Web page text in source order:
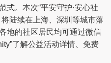
式。本次“平安守护·安心社
陆续在上海、深圳等城市落
地的社区居民均可通过微信
了解公益活动详情、免费